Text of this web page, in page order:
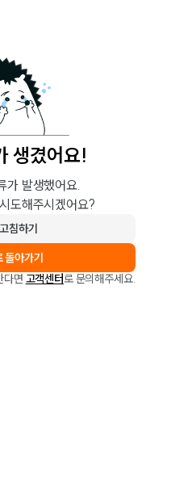
생겼어요!
가 발생했어요.
도해주시겠어요?
침하기
돌아가기
다면 고객센터로 문의해주세요.